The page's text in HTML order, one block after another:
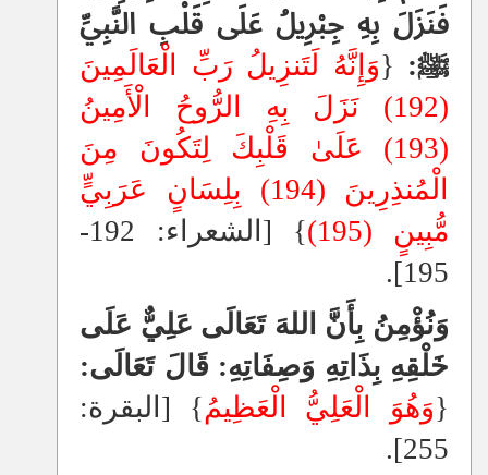
فَنَزَلَ بِهِ جِبْرِيلُ عَلَى قَلْبِ النَّبِيِّ
ﷺ: {وَإِنَّهُ لَتَنزِيلُ رَبِّ الْعَالَمِينَ
(192) نَزَلَ بِهِ الرُّوحُ الْأَمِينُ
(193) عَلَىٰ قَلْبِكَ لِتَكُونَ مِنَ
الْمُنذِرِينَ (194) بِلِسَانٍ عَرَبِيٍّ
مُّبِينٍ (195)
} [الشعراء: 192-
195].
وَنُؤْمِنُ بِأَنَّ اللهَ تَعَالَى عَلِيٌّ عَلَى
خَلْقِهِ بِذَاتِهِ وَصِفَاتِهِ: قَالَ تَعَالَى:
{وَهُوَ الْعَلِيُّ الْعَظِيمُ} [البقرة:
255].